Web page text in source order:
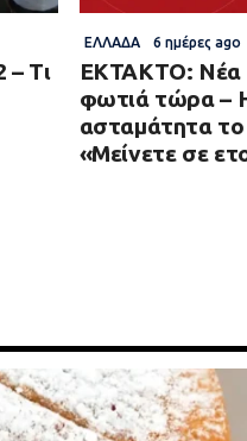
– Τι
ΕΛΛΆΔΑ 6 ημέρες ago
EKTAKTO: Νέα
φωτιά τώρα –
ασταμάτητα το
«Μείνετε σε